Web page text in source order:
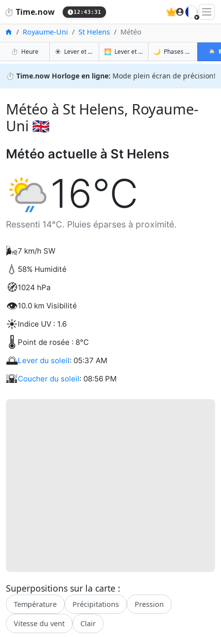
⏱️ Time.now 12:43:32 🇫🇷
Accueil
Royaume-Uni St Helens Météo
⏱️ Heureà St Helens
☀️ Lever et coucher du soleil à St Helens
🌅 Lever et coucher du soleil demain à St
🌙 Phases de la Lune à
🌦️
⏱️ Time.now Horloge en ligne: Mode plein écran de précision!
Météo à St Helens, Royaume-
Uni 🇬🇧
Météo actuelle à St Helens
16°C
Ressenti 14°C. Pluies éparses à proximité.
🌬️7 km/h SW
💧 58% Humidité
🧭1024 hPa
👁️10.0 km Visibilité
☀️Indice UV : 1.6
🌡️ Point de rosée : 8°C
🌅Lever du soleil: 05:37 AM
🌇Coucher du soleil: 08:56 PM
Superpositions sur la carte :
Température Précipitations Pression
Vitesse du vent Clair